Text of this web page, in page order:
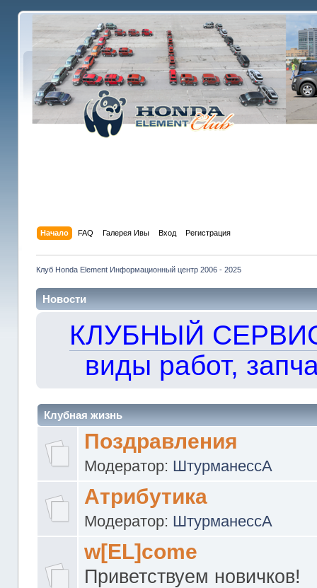
Начало FAQ Галерея Ивы Вход Регистрация
Клуб Honda Element Информационный центр 2006 - 2025
Новости
КЛУБНЫЙ
виды работ,
Клубная жизнь
Поздравления
Модератор: ШтурманессА
Атрибутика
Модератор: ШтурманессА
w[EL]come
Приветствуем новичков!